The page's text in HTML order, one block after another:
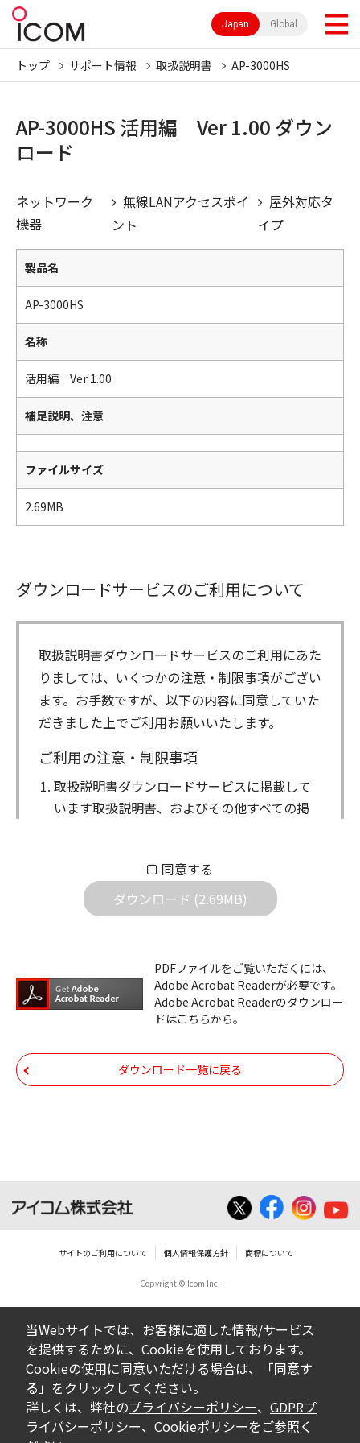
Japan Global
トップ サポート情報 取扱説明書 AP-3000HS
AP-3000HS 活用編 Ver 1.00 ダウン
ロード
ネットワーク
機器
無線LANアクセスポイ
ント
屋外対応タ
イプ
製品名
AP-3000HS
名称
活用編 Ver 1.00
補足説明、注意
ファイルサイズ
2.69MB
ダウンロードサービスのご利用について
取扱説明書ダウンロードサービスのご利用にあた
りましては、いくつかの注意・制限事項がござい
ます。お手数ですが、以下の内容に同意していた
だきました上でご利用お願いいたします。
ご利用の注意・制限事項
取扱説明書ダウンロードサービスに掲載して
います取扱説明書、およびその他すべての掲
属します。ダウンロードした取扱説明書は、
個人が本来の目的でご使用されることは可能
ですが、権利者の許諾を得ることなく、以下
ダウンロードした取扱説明書は、複製、賃
貸、改変、公衆送信、または公衆送信可能
化することはできません。
いは無償を問わず、第三者に譲渡あるいは
使用させる事ができません。
ダウンロードした取扱説明書等に使用され
の転用は一切出来ません。
ダウンロードした取扱説明書およびその他す
べての掲載物の変更は一切行わないでくださ
い。お客様による内容の変更により、何らか
の欠陥が生じたとしても、弊社では一切の保
証をいたしません。また、内容の変更の結
果、万一お客様に損害が生じたとしても、弊
社及び販売店等は一切の責任を負いません。
同意する
ダウンロード (2.69MB)
PDFファイルをご覧いただくには、
Adobe Acrobat Readerが必要です。
Adobe Acrobat Readerのダウンロー
ドはこちらから。
ダウンロード一覧に戻る
サイトのご利用について 個人情報保護方針 商標について
Copyright © Icom Inc.
当Webサイトでは、お客様に適した情報/サービス
を提供するために、Cookieを使用しております。
Cookieの使用に同意いただける場合は、「同意す
る」をクリックしてください。
詳しくは、弊社のプライバシーポリシー、 GDPRプ
ライバシーポリシー、 Cookieポリシーをご参照く